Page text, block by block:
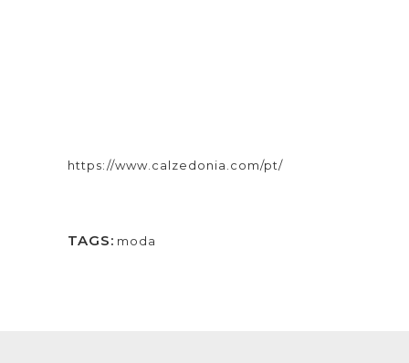
https://www.calzedonia.com/pt/
TAGS: moda